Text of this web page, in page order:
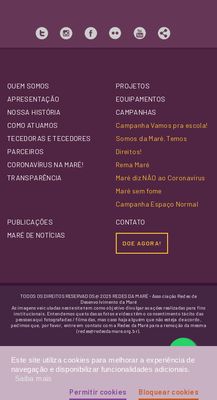
QUEM SOMOS
APRESENTAÇÃO
NOSSA HISTÓRIA
COMO ATUAMOS
TECEDORAS E TECEDORES
PARCEIROS
CORONAVÍRUS NA MARÉ!
TRANSPARÊNCIA
PROJETOS
EQUIPAMENTOS
CAMPANHAS
Campanha Vamos pra escola!
Somos da Maré. Temos
Direitos!
Rema Maré
Maré diz NÃO ao Coronavírus
Maré sem fome
Campanha Espaço Normal
PUBLICAÇÕES
MARÉ DE NOTÍCIAS
CONTATO
DOE AGORA!
TODOS OS DIREITOS RESERVADOS @ 2026 REDES DA MARÉ - Associação Redes de
Desenvolvimento da Maré
As imagens veiculadas neste site tem como objetivo divulgar as ações realizadas para fins
institucionais. Entendemos que todas as fotos e vídeos têm o consentimento tácito das
pessoas aqui fotografadas / filmadas, mas caso haja alguém que não esteja de acordo,
pedimos que, por favor, entre em contato com a Redes da Maré para a remoção da mesma
(redes@redesdamare.org.br).
Este site utiliza cookies para melhorar a experiência de
navegação e disponibilizar funcionalidades adicionais.
Saiba mais
Bloquear cookies
Permitir cookies